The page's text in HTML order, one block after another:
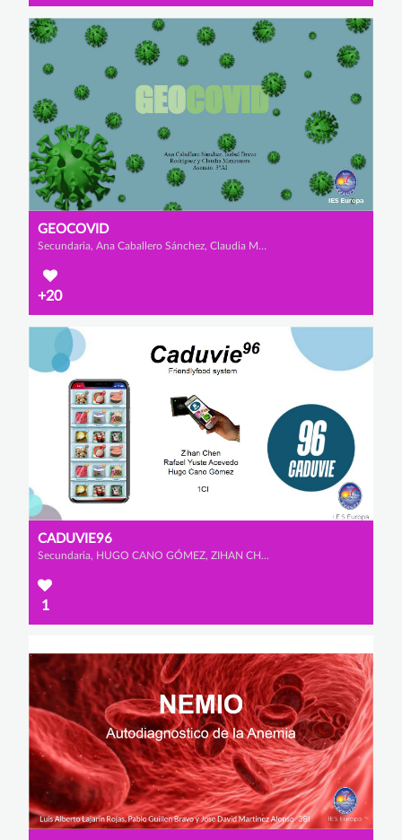
GEOCOVID
Secundaria, Ana Caballero Sánchez, Claudia Manzanera Asensio y Isabel Bravo Rodríguez
+20
CADUVIE96
Secundaria, HUGO CANO GÓMEZ, ZIHAN CHEN y RAFAEL YUSTE ACEVEDO
1